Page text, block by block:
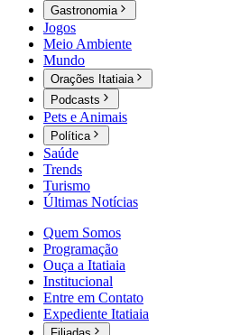
Gastronomia
Jogos
Meio Ambiente
Mundo
Orações Itatiaia
Podcasts
Pets e Animais
Política
Saúde
Trends
Turismo
Últimas Notícias
Quem Somos
Programação
Ouça a Itatiaia
Institucional
Entre em Contato
Expediente Itatiaia